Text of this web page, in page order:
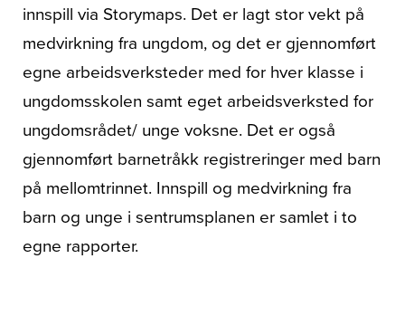
innspill via Storymaps. Det er lagt stor vekt på
medvirkning fra ungdom, og det er gjennomført
egne arbeidsverksteder med for hver klasse i
ungdomsskolen samt eget arbeidsverksted for
ungdomsrådet/ unge voksne. Det er også
gjennomført barnetråkk registreringer med barn
på mellomtrinnet. Innspill og medvirkning fra
barn og unge i sentrumsplanen er samlet i to
egne rapporter.